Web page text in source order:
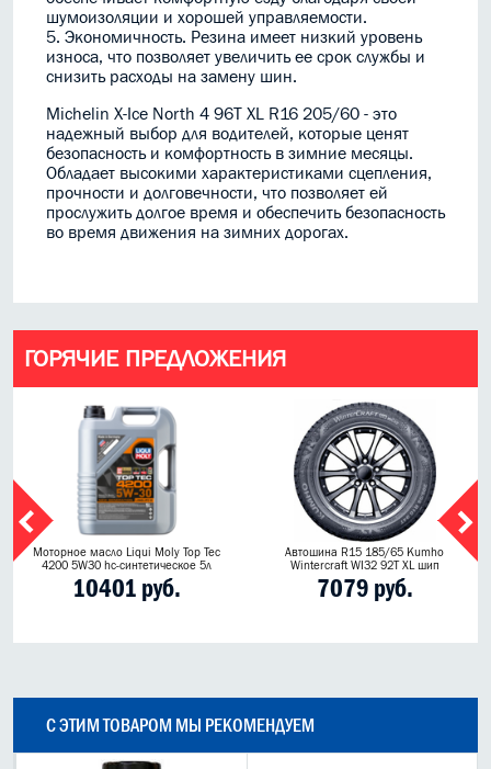
шумоизоляции и хорошей управляемости.
5. Экономичность. Резина имеет низкий уровень
износа, что позволяет увеличить ее срок службы и
снизить расходы на замену шин.
Michelin X-Ice North 4 96T XL R16 205/60 - это
надежный выбор для водителей, которые ценят
безопасность и комфортность в зимние месяцы.
Обладает высокими характеристиками сцепления,
прочности и долговечности, что позволяет ей
прослужить долгое время и обеспечить безопасность
во время движения на зимних дорогах.
ГОРЯЧИЕ ПРЕДЛОЖЕНИЯ
Моторное масло Liqui Moly Top Tec
4200 5W30 hc-синтетическое 5л
10401 руб.
Автошина R15 185/65 Kumho
Wintercraft WI32 92T XL шип
7079 руб.
С ЭТИМ ТОВАРОМ МЫ РЕКОМЕНДУЕМ